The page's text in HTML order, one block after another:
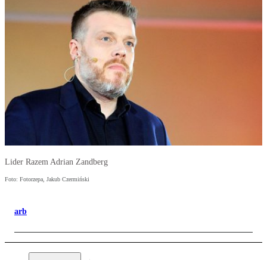
Lider Razem Adrian Zandberg
Foto: Fotorzepa, Jakub Czermiński
arb